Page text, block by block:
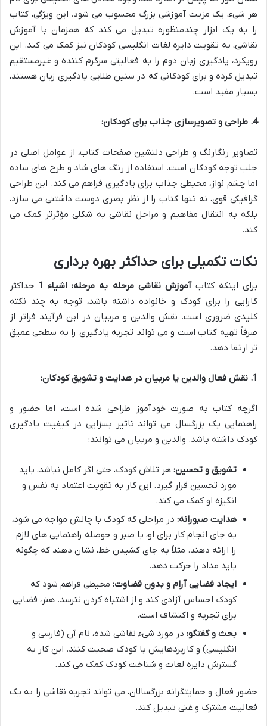
هر شیء، یک مزیت آموزشی بزرگ محسوب می شود. این ویژگی، کتاب
را به یک ابزار چندمنظوره تبدیل می کند که همزمان با آموزش
نقاشی، به تقویت دایره لغات انگلیسی کودکان نیز کمک می کند. این
رویکرد، یادگیری زبان دوم را به فعالیتی سرگرم کننده و غیرمستقیم
تبدیل کرده و برای کودکانی که در سنین طلایی یادگیری زبان هستند،
بسیار مفید است.
4. طراحی و تصویرسازی جذاب برای کودکان:
تصاویر رنگارنگ و طراحی دلنشین صفحات کتاب، از عوامل اصلی در
جلب توجه کودکان است. استفاده از رنگ های شاد و طرح های ساده
اما چشم نواز، محیطی جذاب برای یادگیری فراهم می کند. این طراحی
گرافیکی قوی، نه تنها کتاب را از نظر بصری دوست داشتنی می سازد،
بلکه به انتقال مفاهیم و مراحل نقاشی به شکلی مؤثرتر کمک می
کند.
نکات تکمیلی برای حداکثر بهره برداری
برای اینکه کتابآموزش نقاشی مرحله به مرحله: اشیاء 1
حداکثر
کارایی را برای کودک و خانواده داشته باشد، توجه به چند نکته
کلیدی ضروری است. نقش والدین و مربیان در این فرآیند فراتر از
صرفاً تهیه کتاب است و می تواند تجربه یادگیری را به سطحی عمیق
تر ارتقا دهد.
1. نقش فعال والدین یا مربیان در هدایت و تشویق کودکان:
اگرچه کتاب به صورت خودآموز طراحی شده است، اما حضور و
راهنمایی یک بزرگسال می تواند تاثیر بسزایی در کیفیت یادگیری
کودک داشته باشد. والدین و مربیان می توانند:
تشویق و تحسین: هر تلاش کودک، حتی اگر کامل نباشد، باید
مورد تحسین قرار گیرد. این کار به تقویت اعتماد به نفس و
انگیزه او کمک می کند.
هدایت صبورانه: در مراحلی که کودک با چالش مواجه می شود،
به جای انجام کار برای او، با صبر و حوصله راهنمایی های لازم
را ارائه دهند. مثلاً به جای کشیدن خط، نشان دهند که چگونه
باید مداد را حرکت دهد.
ایجاد فضایی آرام و بدون قضاوت: محیطی فراهم شود که
کودک احساس آزادی کند و از اشتباه کردن نترسد. هنر، فضایی
برای تجربه و اکتشاف است.
بحث و گفتگو: در مورد شیء نقاشی شده، نام آن (فارسی و
انگلیسی) و کاربردهایش با کودک صحبت کنند. این کار به
گسترش دایره لغات و شناخت کودک کمک می کند.
حضور فعال و حمایتگرانه بزرگسالان، می تواند تجربه نقاشی را به یک
فعالیت مشترک و غنی تبدیل کند.